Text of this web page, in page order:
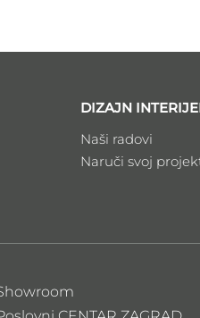
DIZAJN
Naši radovi
Naruči svoj